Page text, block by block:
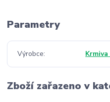
Parametry
Výrobce
Zboží zařazeno v